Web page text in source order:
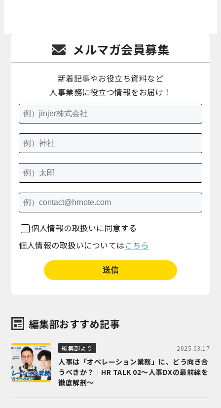
メルマガ会員募集
新着記事やお役立ち資料など
人事業務に役立つ情報をお届け！
個人情報の取扱いに同意する
個人情報の取扱いについては こちら
編集部おすすめ記事
編集部より 2025.03.17
人事は「オペレーション業務」に、どう向き合
うべきか？｜HR TALK 02～人事DXの最前線を
徹底解剖～